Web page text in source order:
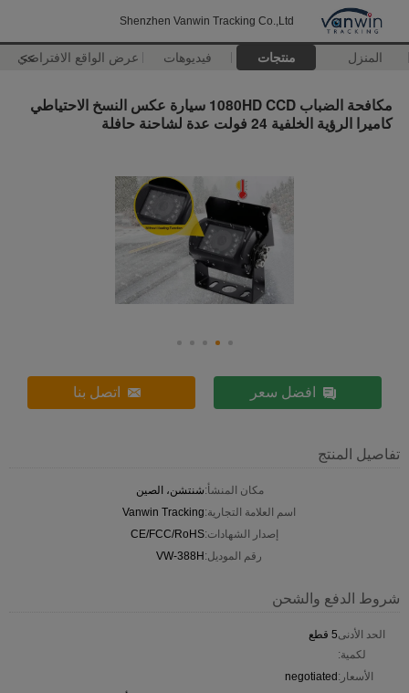
Shenzhen Vanwin Tracking Co.,Ltd
المنزل منتجات فيديوهات عرض الواقع الافتراضي
>>
مكافحة الضباب 1080HD CCD سيارة عكس النسخ الاحتياطي
كاميرا الرؤية الخلفية 24 فولت عدة لشاحنة حافلة
افضل سعر اتصل بنا
تفاصيل المنتج
مكان المنشأ:شنتشن، الصين
اسم العلامة التجارية:Vanwin Tracking
إصدار الشهادات:CE/FCC/RoHS
رقم الموديل:VW-388H
شروط الدفع والشحن
الحد الأدنى
لكمية:
5 قطع
الأسعار:negotiated